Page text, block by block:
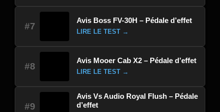
#7
Avis Boss FV-30H – Pédale d’effet
LIRE LE TEST →
#8
Avis Mooer Cab X2 – Pédale d’effet
LIRE LE TEST →
#9
Avis Vs Audio Royal Flush – Pédale
d’effet